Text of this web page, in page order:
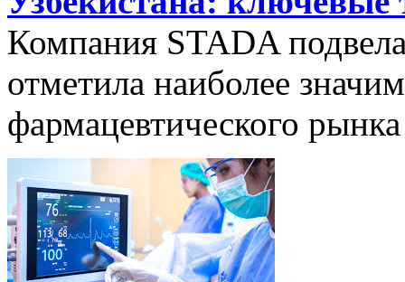
Компания STADA
отметила наиболее
фармацевтического